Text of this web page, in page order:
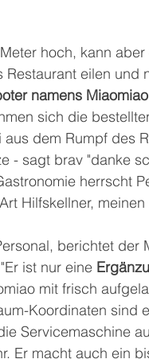
hoch, kann
eilen
namens Miaomiao
sich die
aus dem Rumpf des
- sagt brav "danke
herrscht
Hilfskellner,
berichtet der
ist nur eine
mit frisch
Koordinaten sind
Servicemaschine
Er macht auch ein